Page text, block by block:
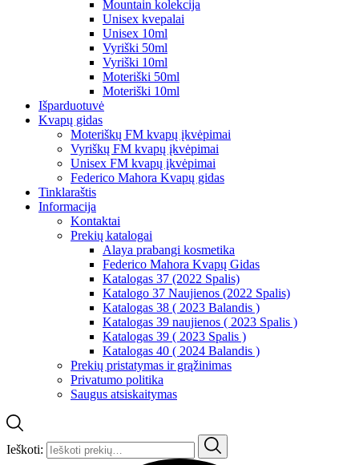
Mountain kolekcija
Unisex kvepalai
Unisex 10ml
Vyriški 50ml
Vyriški 10ml
Moteriški 50ml
Moteriški 10ml
Išparduotuvė
Kvapų gidas
Moteriškų FM kvapų įkvėpimai
Vyriškų FM kvapų įkvėpimai
Unisex FM kvapų įkvėpimai
Federico Mahora Kvapų gidas
Tinklaraštis
Informacija
Kontaktai
Prekių katalogai
Alaya prabangi kosmetika
Federico Mahora Kvapų Gidas
Katalogas 37 (2022 Spalis)
Katalogo 37 Naujienos (2022 Spalis)
Katalogas 38 ( 2023 Balandis )
Katalogas 39 naujienos ( 2023 Spalis )
Katalogas 39 ( 2023 Spalis )
Katalogas 40 ( 2024 Balandis )
Prekių pristatymas ir grąžinimas
Privatumo politika
Saugus atsiskaitymas
Ieškoti: